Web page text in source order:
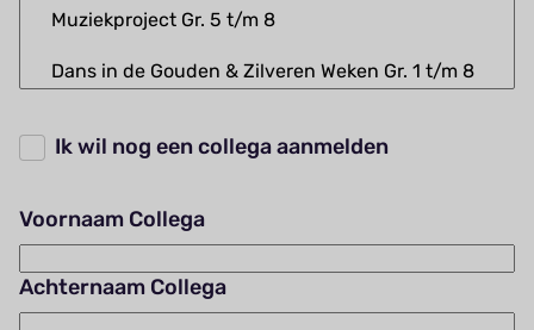
Ik wil nog een collega aanmelden
Voornaam Collega
Achternaam Collega